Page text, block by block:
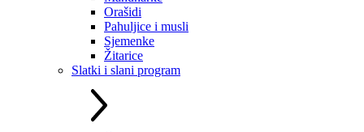
Orašidi
Pahuljice i musli
Sjemenke
Žitarice
Slatki i slani program